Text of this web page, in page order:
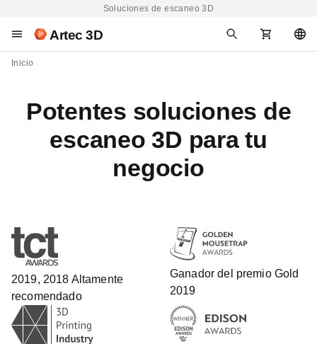
Soluciones de escaneo 3D
Artec 3D
Inicio
Potentes soluciones de
escaneo 3D para tu
negocio
2019, 2018 Altamente
recomendado
Ganador del premio Gold
2019